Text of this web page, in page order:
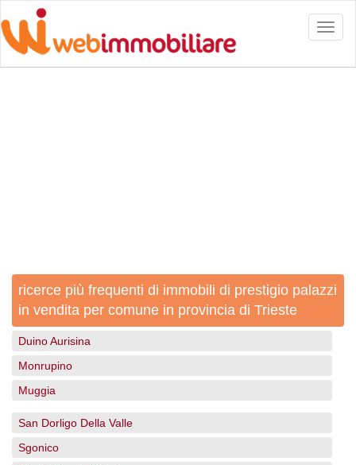
ricerce più frequenti di immobili di prestigio palazzi
in vendita per comune in provincia di Trieste
Duino Aurisina
Monrupino
Muggia
San Dorligo Della Valle
Sgonico